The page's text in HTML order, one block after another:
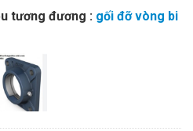
tương đương : gối đỡ vòng bi